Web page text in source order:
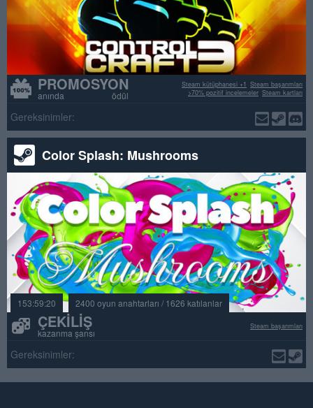
PROMOSYON
anında ödül
Steam başarımları
Steam kütüphanesi +1
Steam kartları
>70% pozitif incelemeler
Gereksinimler:
Color Splash: Mushrooms
153:59:20 2400 oyun anahtarları / 1626 katılanlar
ÇEKILIŞ
kazanma şansı
Steam başarımları
Gereksinimler: